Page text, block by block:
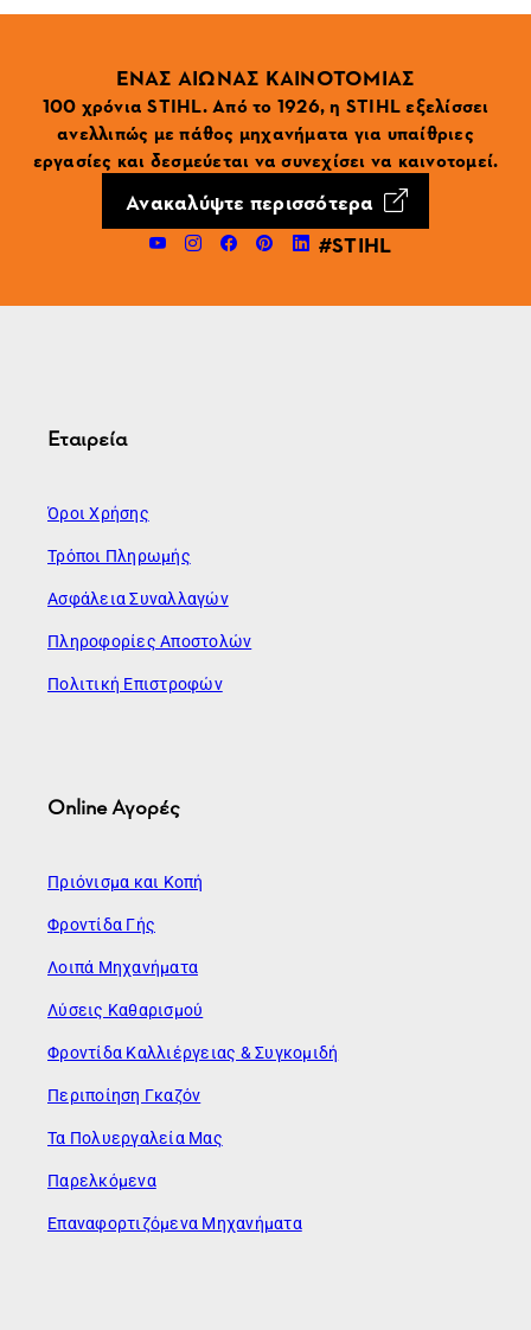
ΕΝΑΣ ΑΙΩΝΑΣ ΚΑΙΝΟΤΟΜΙΑΣ
100 χρόνια STIHL. Από το 1926, η STIHL εξελίσσει
ανελλιπώς με πάθος μηχανήματα για υπαίθριες
εργασίες και δεσμεύεται να συνεχίσει να καινοτομεί.
Ανακαλύψτε περισσότερα
#STIHL
Εταιρεία
Όροι Χρήσης
Τρόποι Πληρωμής
Ασφάλεια Συναλλαγών
Πληροφορίες Αποστολών
Πολιτική Επιστροφών
Online Αγορές
Πριόνισμα και Κοπή
Φροντίδα Γής
Λοιπά Μηχανήματα
Λύσεις Καθαρισμού
Φροντίδα Καλλιέργειας & Συγκομιδή
Περιποίηση Γκαζόν
Τα Πολυεργαλεία Μας
Παρελκόμενα
Επαναφορτιζόμενα Μηχανήματα